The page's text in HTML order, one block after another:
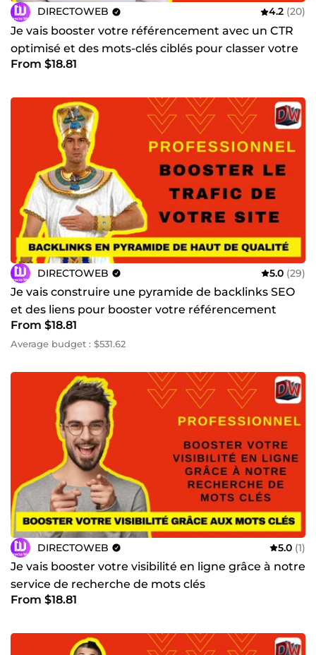
DIRECTOWEB 4.2 (20)
Je vais booster votre référencement avec un CTR
optimisé et des mots-clés ciblés pour classer votre
site web
From $18.81
DIRECTOWEB 5.0 (29)
Je vais construire une pyramide de backlinks SEO
et des liens pour booster votre référencement
Google
From $18.81
Average budget : $531.62
DIRECTOWEB 5.0 (1)
Je vais booster votre visibilité en ligne grâce à notre
service de recherche de mots clés
From $18.81